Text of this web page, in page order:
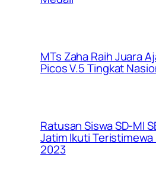
MTs Zaha Raih Juara
Picos V.5 Tingkat
Ratusan Siswa SD-MI
Jatim Ikuti Teristimewa
2023